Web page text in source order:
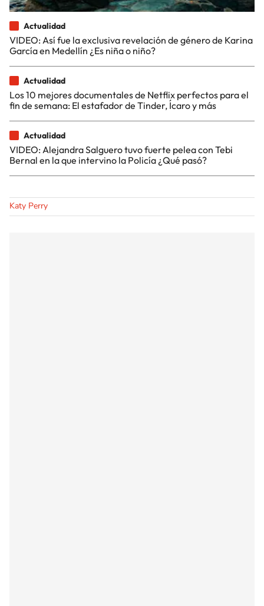
Actualidad
VIDEO: Así fue la exclusiva revelación de género de Karina
García en Medellín ¿Es niña o niño?
Actualidad
Los 10 mejores documentales de Netflix perfectos para el
fin de semana: El estafador de Tinder, Ícaro y más
Actualidad
VIDEO: Alejandra Salguero tuvo fuerte pelea con Tebi
Bernal en la que intervino la Policía ¿Qué pasó?
Katy Perry